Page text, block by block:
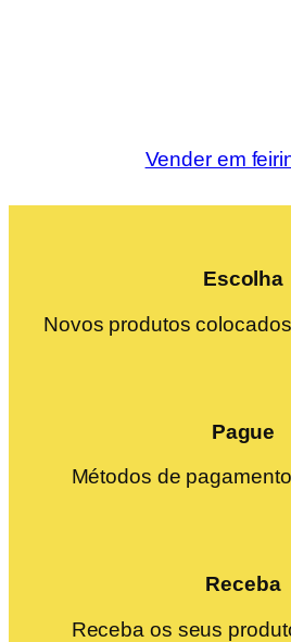
Vender em
Escolha
Novos produtos
Pague
Métodos de
Receba
Receba os seus